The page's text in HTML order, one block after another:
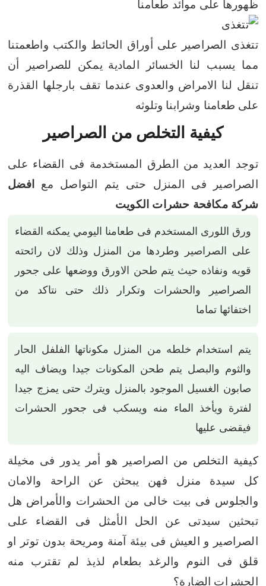
ظهورها على موائد طعامنا
تتغذى الصراصير على أوراق الحائط والكتب واطعمتنا
مما يسبب لنا الخسائر المادية يمكن للصراصير أن
تنقل لنا الامراض والعدوى عندما تقف بارجلها القذرة
على طعامنا وشرابنا وتلوثه
كيفية التخلص من الصراصير
توجد العديد من الطرق المستخدمة فى القضاء على
الصراصير فى المنزل حتى يتم التواصل مع
افضل
شركة مكافحة حشرات الكويت
ورق اللورى المستخدم فى طعامنا اليومي يمكنه القضاء
على الصراصير وطردها من المنزل وذلك لان رائحته
قويه ونفاذه حيث يتم طحن الاورق ووضعها على جحور
الصراصير والحشرات وتكرار ذلك حتى نتاكد من
اختفائها تماما
يتم استخدام خلطه من المنزل مكوناتها الفلفل الحار
والثوم والبصل يتم طحن المكونات جيدا ويضاف اليه
صابون الغسيل الموجود بالمنزل ويترك حتى يمزج جيدا
لفترة ويأخذ الماء منه ويسكب فى جحور الحشرات
فيقضى عليها
كيفية التخلص من الصراصير هو أمر يدور فى مخيلة
كل سيدة منزل فهن يبحثن عن الراحة والامان
والجلوس فى بيت خالى من الحشرات والأمراض هل
تبحثين سيدتى عن الحل الأمثل فى القضاء على
الصراصير و العيش فى بيئة آمنة ومريحة بدون توتر او
قلق فى النوم والرغد بطعام لذيذ لم تقترب منه
الحشرات الضارة؟